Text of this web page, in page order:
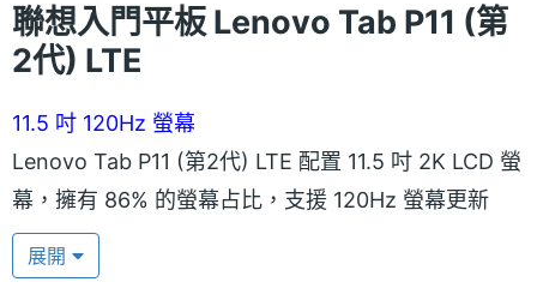
聯想入門平板 Lenovo Tab P11 (第
2代) LTE
11.5 吋 120Hz 螢幕
Lenovo Tab P11 (第2代) LTE 配置 11.5 吋 2K LCD 螢
幕，擁有 86% 的螢幕占比，支援 120Hz 螢幕更新
率，觀影時可帶來流暢的視覺體驗；具備 97.5% DCI-
P3 色域、400nits 螢幕亮度；並通過 TÜV Rheinland
展開